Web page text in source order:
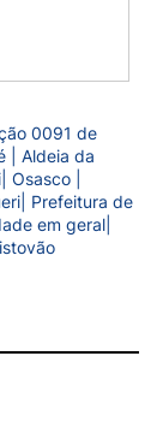
0091 de
| Aldeia da
|
Prefeitura de
em geral|